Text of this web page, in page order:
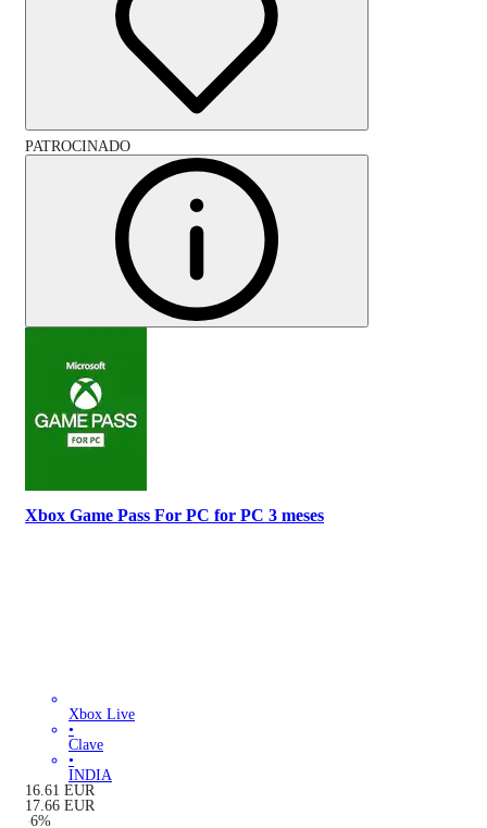
PATROCINADO
Xbox Game Pass For PC for PC 3 meses
Xbox Live
•
Clave
•
INDIA
16.61 EUR
17.66 EUR
-6%